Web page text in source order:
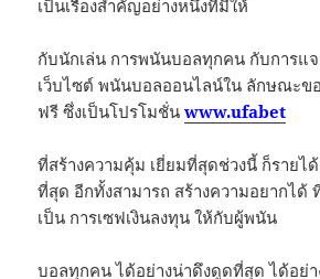
เป็นเรื่องสำคัญอย่างหนึ่งที่มีให้
กับนักเล่น การพนันบอลทุกคน กับการแ
เว็บไซต์ พนันบอลออนไลน์ใน ลักษณะข
ฟรี ซึ่งเป็นโปรโมชั่นwww.ufabet
ที่สร้างความคุ้ม เยี่ยมที่สุดช่วงนี้ ก็รายไ
ที่สุด อีกทั้งสามารถ สร้างความอยากได้
เป็น การเซฟเงินลงทุน ให้กับผู้พนัน
บอลทุกคน ได้อย่างน่าดึงดูดที่สุด ได้อย่า